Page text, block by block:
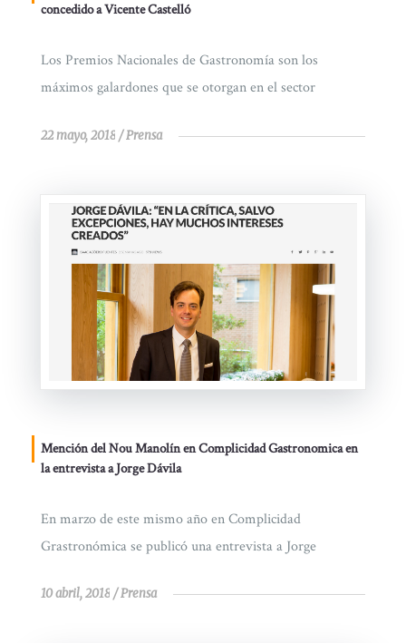
concedido a Vicente Castelló
Los Premios Nacionales de Gastronomía son los
máximos galardones que se otorgan en el sector
22 mayo, 2018 Prensa
Mención del Nou Manolín en Complicidad Gastronomica en
la entrevista a Jorge Dávila
En marzo de este mismo año en Complicidad
Grastronómica se publicó una entrevista a Jorge
10 abril, 2018 Prensa